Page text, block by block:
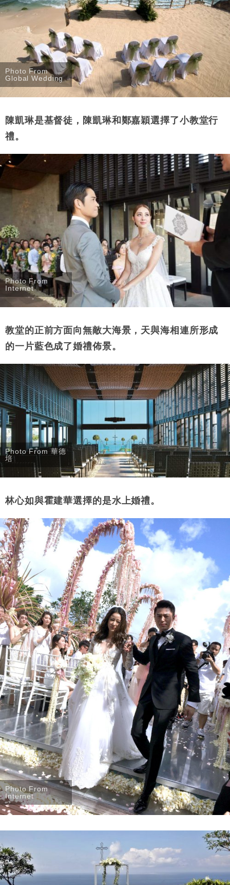
Photo From
Global Wedding
陳凱琳是基督徒，陳凱琳和鄭嘉穎選擇了小教堂行
禮。
Photo From
Internet
教堂的正前方面向無敵大海景，天與海相連所形成
的一片藍色成了婚禮佈景。
Photo From 華德
培
林心如與霍建華選擇的是水上婚禮。
Photo From
Internet